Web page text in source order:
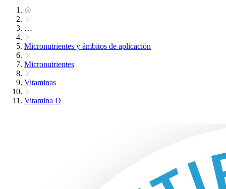
…
Micronutrientes y ámbitos de aplicación
Micronutrientes
Vitaminas
Vitamina D